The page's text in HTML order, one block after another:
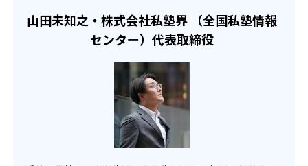
自分に合った学習を進めたい生徒向け
イルで授業を展開。生徒の性格や目標、生活スタイルに合
わせて、時には複数の学習スタイルを組み合わせながら、
最適な学習方法を提案。
てしまう恐れがある点がデメリットの一つとして挙げられ
るだろう。学習スタイルは生徒の性格や目的から選択す
る。目的がなければ適した学習スタイルを判断できず、時
間を無駄にしてしまうだろう。入塾前にどの対策をしたい
のか、何のために入塾するのかを子どもとともに確認した
22
静岡雙葉中学校 16
36
静岡聖光学院中学校 15
静岡サレジオ中学校 10
山田未知之・株式会社私塾界 （全国私塾情報
センター）代表取締役